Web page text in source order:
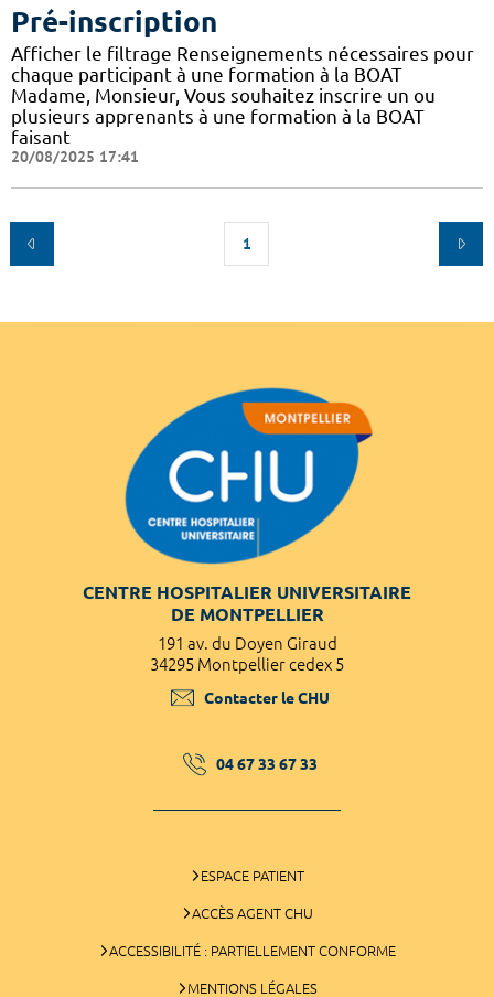
Pré-inscription
Afficher le filtrage Renseignements nécessaires pour
chaque participant à une formation à la BOAT
Madame, Monsieur, Vous souhaitez inscrire un ou
plusieurs apprenants à une formation à la BOAT
faisant
20/08/2025 17:41
1
CENTRE HOSPITALIER UNIVERSITAIRE
DE MONTPELLIER
191 av. du Doyen Giraud
34295 Montpellier cedex 5
Contacter le CHU
04 67 33 67 33
ESPACE PATIENT
ACCÈS AGENT CHU
ACCESSIBILITÉ : PARTIELLEMENT CONFORME
MENTIONS LÉGALES